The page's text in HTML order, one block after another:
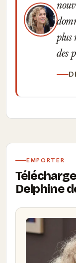
plus
des
EMPORTER
Delphine